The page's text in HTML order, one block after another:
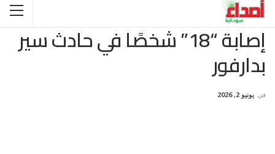
إصابة “18” شخصًا في حادث سير
بدارفور
في يونيو 2, 2026